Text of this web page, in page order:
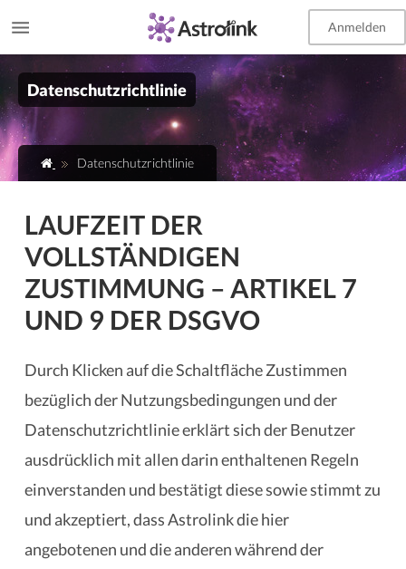
Anmelden
Datenschutzrichtlinie
Datenschutzrichtlinie
LAUFZEIT DER
VOLLSTÄNDIGEN
ZUSTIMMUNG – ARTIKEL 7
UND 9 DER DSGVO
Durch Klicken auf die Schaltfläche Zustimmen
bezüglich der Nutzungsbedingungen und der
Datenschutzrichtlinie erklärt sich der Benutzer
ausdrücklich mit allen darin enthaltenen Regeln
einverstanden und bestätigt diese sowie stimmt zu
und akzeptiert, dass Astrolink die hier
angebotenen und die anderen während der